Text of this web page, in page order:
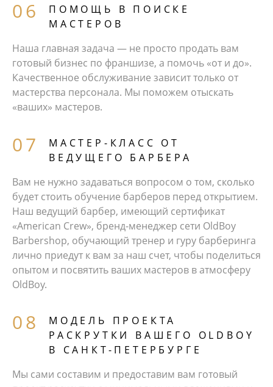
ПОМОЩЬ В ПОИСКЕ
МАСТЕРОВ
Наша главная задача — не просто продать вам
готовый бизнес по франшизе, а помочь «от и до».
Качественное обслуживание зависит только от
мастерства персонала. Мы поможем отыскать
«ваших» мастеров.
МАСТЕР-КЛАСС ОТ
ВЕДУЩЕГО БАРБЕРА
Вам не нужно задаваться вопросом о том, сколько
будет стоить обучение барберов перед открытием.
Наш ведущий барбер, имеющий сертификат
«American Crew», бренд-менеджер сети OldBoy
Barbershop, обучающий тренер и гуру барберинга
лично приедут к вам за наш счет, чтобы поделиться
опытом и посвятить ваших мастеров в атмосферу
OldBoy.
МОДЕЛЬ ПРОЕКТА
РАСКРУТКИ ВАШЕГО OLDBOY
В САНКТ-ПЕТЕРБУРГЕ
Мы сами составим и предоставим вам готовый